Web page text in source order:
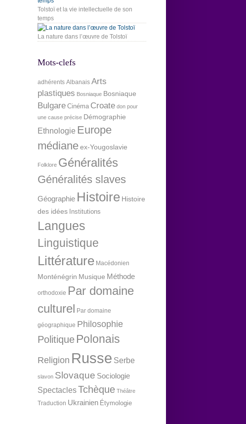
Tolstoï et la vie intellectuelle de son
temps
La nature dans l’œuvre de Tolstoï
Mots-clefs
adhérents Albanais Arts
plastiques Bosniaque Bosniaque
Bulgare Cinéma Croate don pour
une cause précise Démographie
Ethnologie Europe
médianeex-Yougoslavie
Folklore Généralités
Généralités slaves
Géographie Histoire Histoire
des idées Institutions
Langues
Linguistique
Littérature Macédonien
Monténégrin Musique Méthode
orthodoxie Par domaine
culturel Par domaine
géographique Philosophie
Politique Polonais
Religion Russe Serbe
slavon Slovaque Sociologie
SpectaclesTchèque Théâtre
Traduction Ukrainien Étymologie